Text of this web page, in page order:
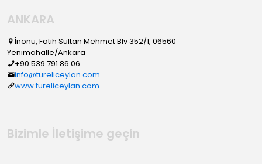
ANKARA
İnönü, Fatih Sultan Mehmet Blv 352/1, 06560
Yenimahalle/Ankara
+90 539 791 86 06
info@tureliceylan.com
www.tureliceylan.com
Bizimle İletişime geçin